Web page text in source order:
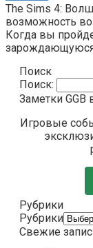
The Sims 4:
возможность
Когда вы
Поиск
Поиск:
Заметки GGB
Игровые
Рубрики
Рубрики
Свежие